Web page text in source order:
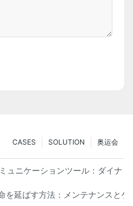
奥运会
SOLUTION
CASES
ュニケーションツール：ダイナ
を延ばす方法：メンテナンスとケ